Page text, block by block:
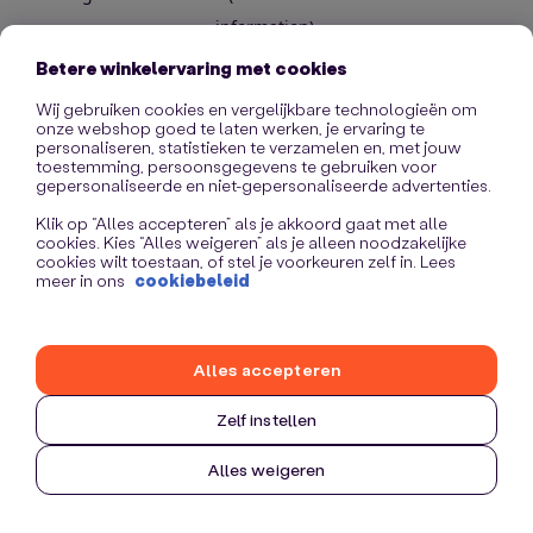
information).
Betere winkelervaring met cookies
Wij gebruiken cookies en vergelijkbare technologieën om
onze webshop goed te laten werken, je ervaring te
personaliseren, statistieken te verzamelen en, met jouw
toestemming, persoonsgegevens te gebruiken voor
gepersonaliseerde en niet-gepersonaliseerde advertenties.
Klik op “Alles accepteren” als je akkoord gaat met alle
cookies. Kies “Alles weigeren” als je alleen noodzakelijke
cookies wilt toestaan, of stel je voorkeuren zelf in. Lees
meer in ons cookiebeleid
Zelf instellen
Alles weigeren
Alles accepteren